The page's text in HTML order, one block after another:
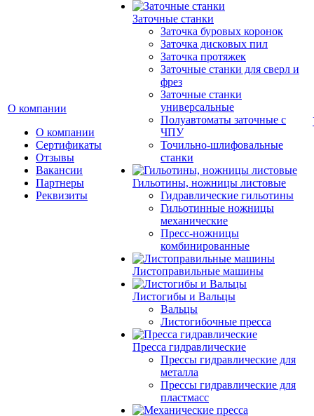
О компании
О компании
Сертификаты
Отзывы
Вакансии
Партнеры
Реквизиты
Заточные станки
Заточка буровых коронок
Заточка дисковых пил
Заточка протяжек
Заточные станки для сверл и
фрез
Заточные станки
универсальные
Полуавтоматы заточные с
ЧПУ
Точильно-шлифовальные
станки
Гильотины, ножницы листовые
Гидравлические гильотины
Гильотинные ножницы
механические
Пресс-ножницы
комбинированные
Листоправильные машины
Листогибы и Вальцы
Вальцы
Листогибочные пресса
Пресса гидравлические
Прессы гидравлические для
металла
Прессы гидравлические для
пластмасс